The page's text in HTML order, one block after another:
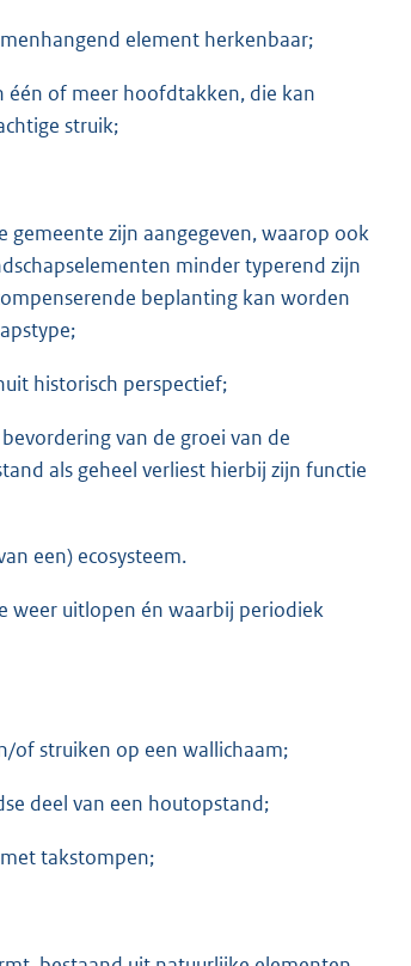
element herkenbaar;
één of meer hoofdtakken, die kan
struik;
gemeente zijn aangegeven, waarop ook
minder typerend zijn
beplanting kan worden
historisch perspectief;
van de groei van de
als geheel verliest hierbij zijn functie
een) ecosysteem.
weer uitlopen én waarbij periodiek
of struiken op een wallichaam;
deel van een houtopstand;
takstompen;